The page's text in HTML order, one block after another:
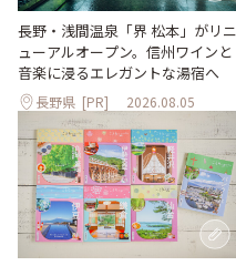
長野・浅間温泉「界 松本」がリニ
ューアルオープン。信州ワインと
音楽に浸るエレガントな湯宿へ
長野県 [PR] 2026.08.05